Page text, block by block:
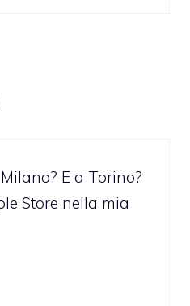
E a Torino?
Store nella mia